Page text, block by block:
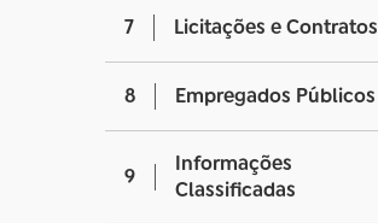
7 Licitações e Contratos
8 Empregados Públicos
9
Informações
Classificadas